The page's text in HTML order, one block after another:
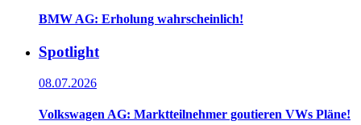
BMW AG: Erholung wahrscheinlich!
Spotlight
08.07.2026
Volkswagen AG: Marktteilnehmer goutieren VWs Pläne!